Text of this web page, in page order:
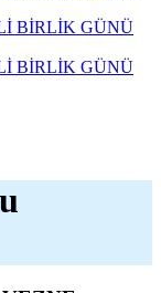
hem de
BİRLİK GÜNÜ
BİRLİK GÜNÜ